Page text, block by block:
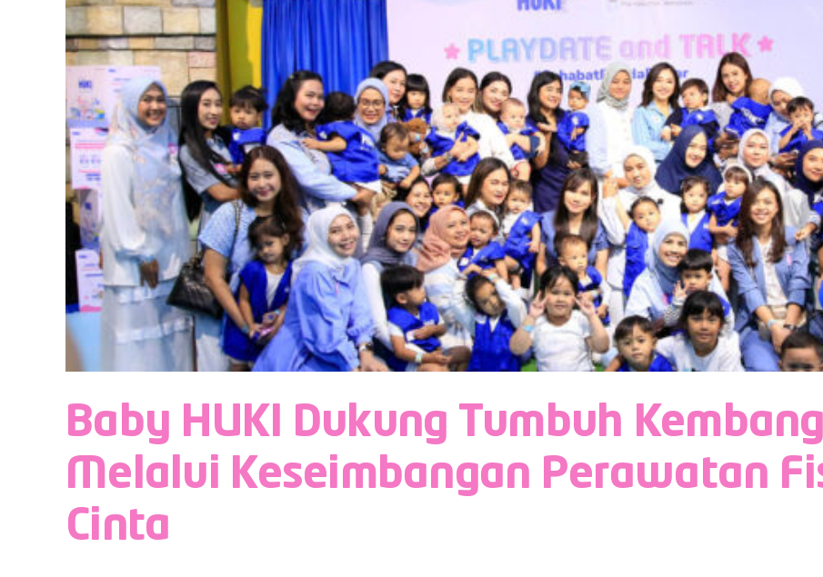
Baby HUKI Dukung Tumbuh
Melalui Keseimbangan Perawatan
Cinta